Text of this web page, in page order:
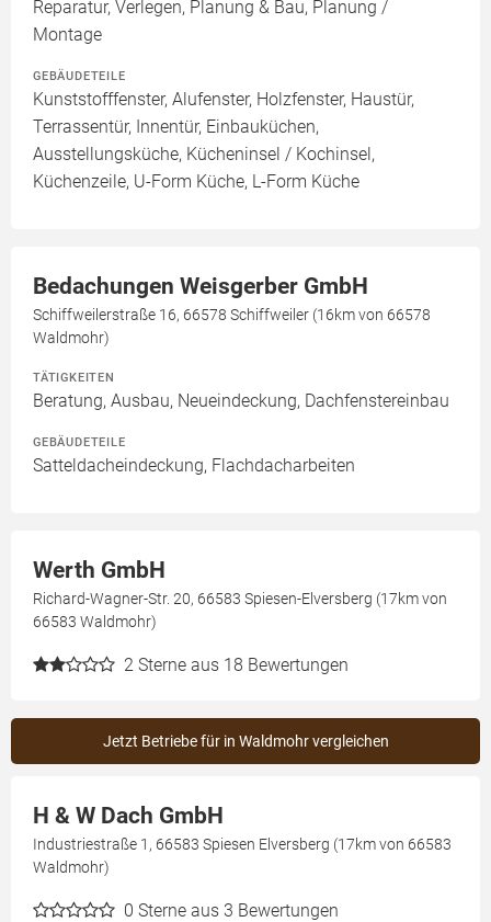
Reparatur, Verlegen, Planung & Bau, Planung /
Montage
GEBÄUDETEILE
Kunststofffenster, Alufenster, Holzfenster, Haustür,
Terrassentür, Innentür, Einbauküchen,
Ausstellungsküche, Kücheninsel / Kochinsel,
Küchenzeile, U-Form Küche, L-Form Küche
Bedachungen Weisgerber GmbH
Schiffweilerstraße 16, 66578 Schiffweiler (16km von 66578
Waldmohr)
TÄTIGKEITEN
Beratung, Ausbau, Neueindeckung, Dachfenstereinbau
GEBÄUDETEILE
Satteldacheindeckung, Flachdacharbeiten
Werth GmbH
Richard-Wagner-Str. 20, 66583 Spiesen-Elversberg (17km von
66583 Waldmohr)
2 Sterne aus 18 Bewertungen
Jetzt Betriebe für in Waldmohr vergleichen
H & W Dach GmbH
Industriestraße 1, 66583 Spiesen Elversberg (17km von 66583
Waldmohr)
0 Sterne aus 3 Bewertungen